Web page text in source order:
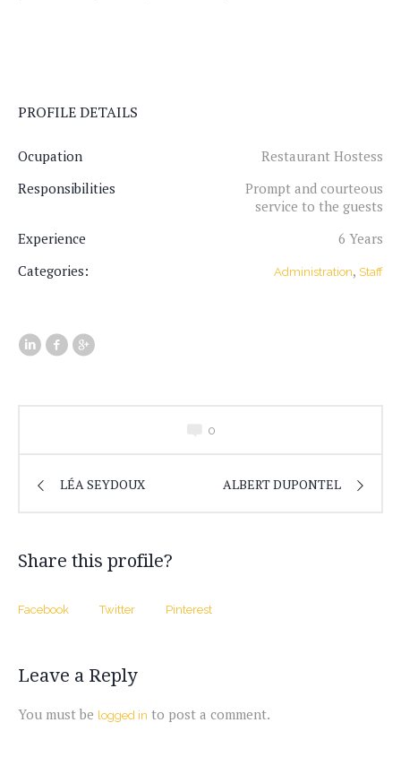
PROFILE DETAILS
Ocupation
Restaurant Hostess
Responsibilities
Prompt and courteous
service to the guests
Experience
6 Years
Categories:
Administration, Staff
0
LÉA SEYDOUX ALBERT DUPONTEL
Share this profile?
Facebook Twitter Pinterest
Leave a Reply
You must be logged in to post a comment.